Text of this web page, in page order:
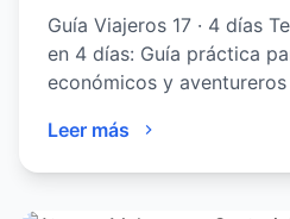
Guía Viajeros 17 · 4 días
en 4 días: Guía práctica
económicos y
Leer más